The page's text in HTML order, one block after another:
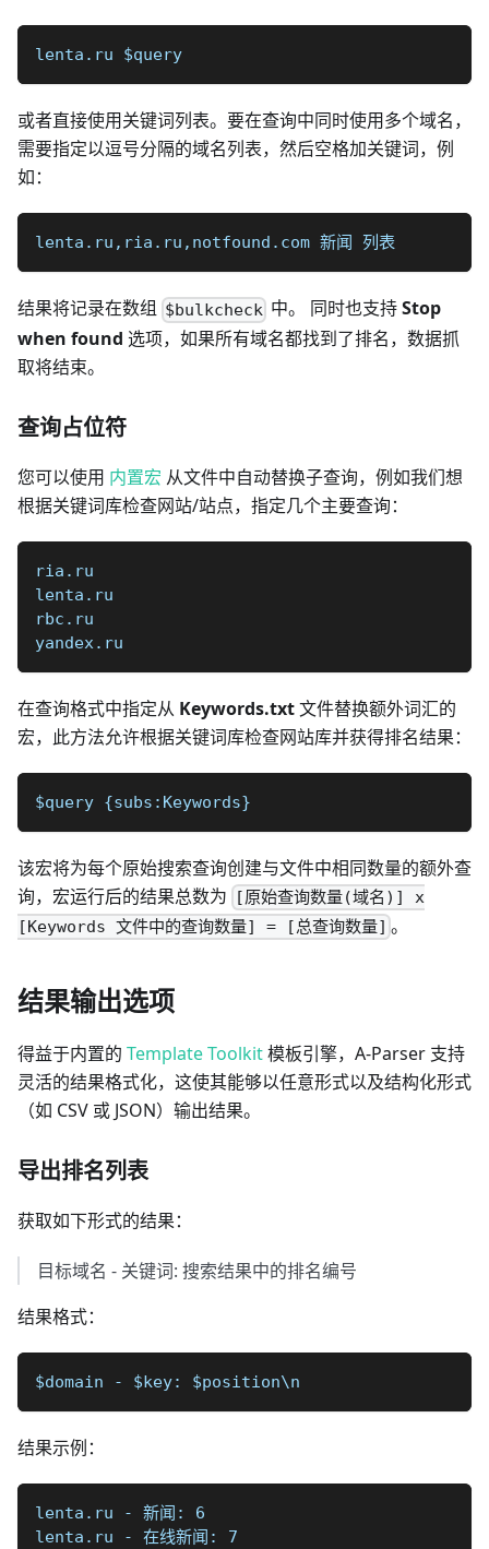
lenta.ru $query
或者直接使用关键词列表。要在查询中同时使用多个域名，
需要指定以逗号分隔的域名列表，然后空格加关键词，例
如：
lenta.ru,ria.ru,notfound.com 新闻 列表
结果将记录在数组 $bulkcheck 中。 同时也支持Stop
when found 选项，如果所有域名都找到了排名，数据抓
取将结束。
查询占位符
您可以使用 内置宏 从文件中自动替换子查询，例如我们想
根据关键词库检查网站/站点，指定几个主要查询：
ria.ru
lenta.ru
rbc.ru
yandex.ru
在查询格式中指定从 Keywords.txt文件替换额外词汇的
宏，此方法允许根据关键词库检查网站库并获得排名结果：
$query {subs:Keywords}
该宏将为每个原始搜索查询创建与文件中相同数量的额外查
询，宏运行后的结果总数为
[原始查询数量(域名)] x
[Keywords 文件中的查询数量] = [总查询数量] 。
结果输出选项
得益于内置的 Template Toolkit模板引擎，A-Parser 支持
灵活的结果格式化，这使其能够以任意形式以及结构化形式
（如 CSV 或 JSON）输出结果。
导出排名列表
获取如下形式的结果：
目标域名 - 关键词: 搜索结果中的排名编号
结果格式：
$domain - $key: $position\n
结果示例：
lenta.ru - 新闻: 6
lenta.ru - 在线新闻: 7